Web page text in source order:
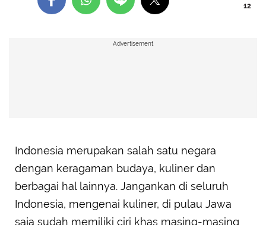
12
Advertisement
Indonesia merupakan salah satu negara
dengan keragaman budaya, kuliner dan
berbagai hal lainnya. Jangankan di seluruh
Indonesia, mengenai kuliner, di pulau Jawa
saja sudah memiliki ciri khas masing-masing